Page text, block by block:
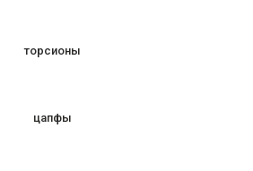
торсионы
цапфы